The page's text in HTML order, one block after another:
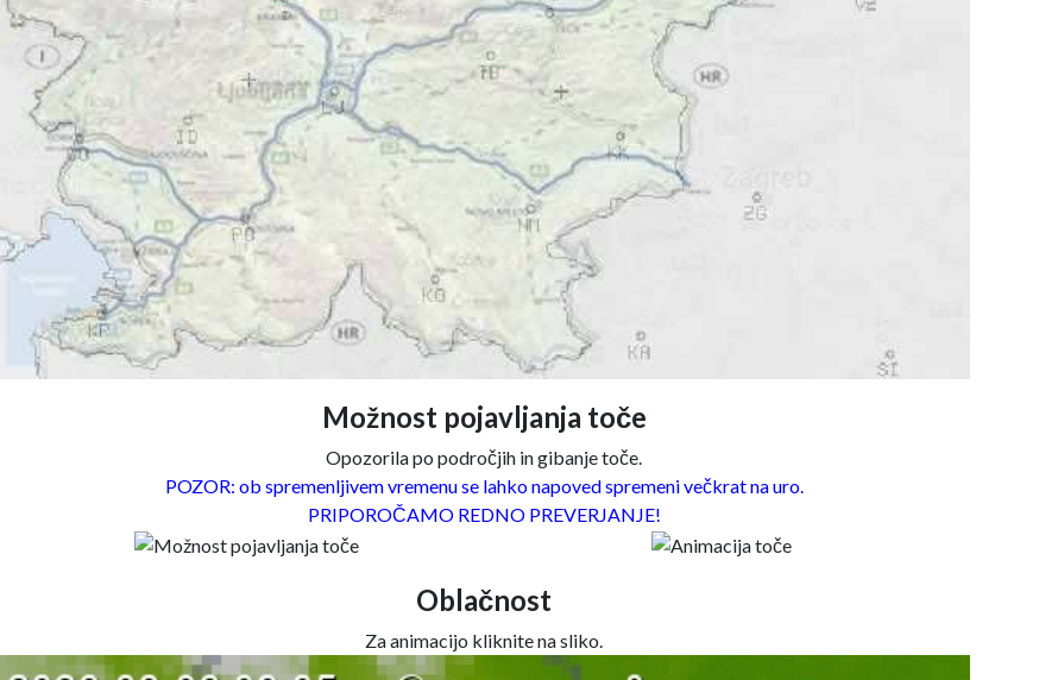
Možnost pojavljanja toče
Opozorila po področjih in gibanje toče.
POZOR: ob spremenljivem vremenu se lahko napoved spremeni večkrat na uro.
PRIPOROČAMO REDNO PREVERJANJE!
Oblačnost
Za animacijo kliknite na sliko.